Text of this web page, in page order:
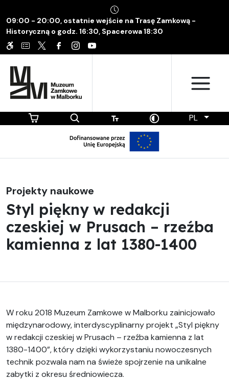
09:00 - 20:00, ostatnie wejście na Trasę Zamkową -
Historyczną o godz. 16:30, Spacerowa 18:30
PL
Projekty naukowe
Styl piękny w redakcji
czeskiej w Prusach – rzeźba
kamienna z lat 1380-1400
W roku 2018 Muzeum Zamkowe w Malborku zainicjowało
międzynarodowy, interdyscyplinarny projekt „Styl piękny
w redakcji czeskiej w Prusach – rzeźba kamienna z lat
1380-1400”, który dzięki wykorzystaniu nowoczesnych
technik pozwala nam na świeże spojrzenie na unikalne
zabytki z okresu średniowiecza.